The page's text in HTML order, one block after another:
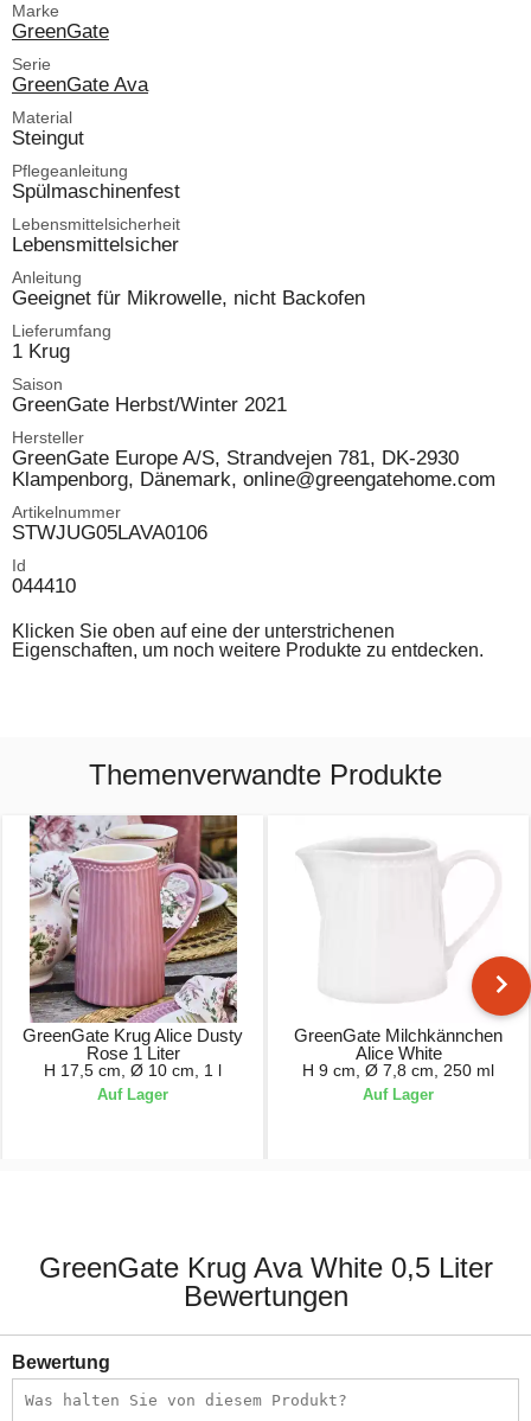
Marke
GreenGate
Serie
GreenGate Ava
Material
Steingut
Pflegeanleitung
Spülmaschinenfest
Lebensmittelsicherheit
Lebensmittelsicher
Anleitung
Geeignet für Mikrowelle, nicht Backofen
Lieferumfang
1 Krug
Saison
GreenGate Herbst/Winter 2021
Hersteller
GreenGate Europe A/S, Strandvejen 781, DK-2930
Klampenborg, Dänemark, online@greengatehome.com
Artikelnummer
STWJUG05LAVA0106
Id
044410
Klicken Sie oben auf eine der unterstrichenen
Eigenschaften, um noch weitere Produkte zu entdecken.
Themenverwandte Produkte
GreenGate Krug Alice Dusty
Rose 1 Liter
H 17,5 cm, Ø 10 cm, 1 l
Auf Lager
GreenGate Milchkännchen
Alice White
H 9 cm, Ø 7,8 cm, 250 ml
Auf Lager
GreenGate Krug Ava White 0,5 Liter
Bewertungen
Bewertung